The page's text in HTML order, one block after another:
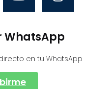
WhatsApp
en tu WhatsApp